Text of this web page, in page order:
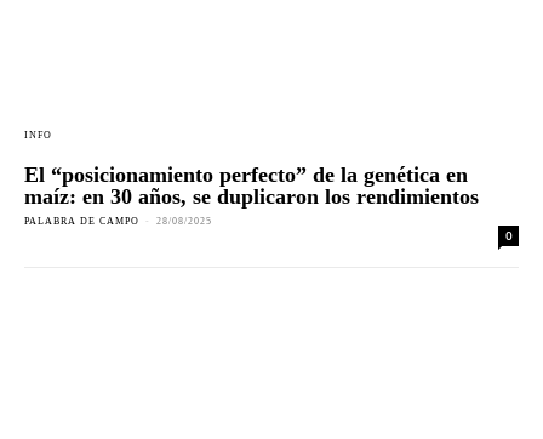
INFO
El “posicionamiento perfecto” de la genética en
maíz: en 30 años, se duplicaron los rendimientos
PALABRA DE CAMPO - 28/08/2025
0